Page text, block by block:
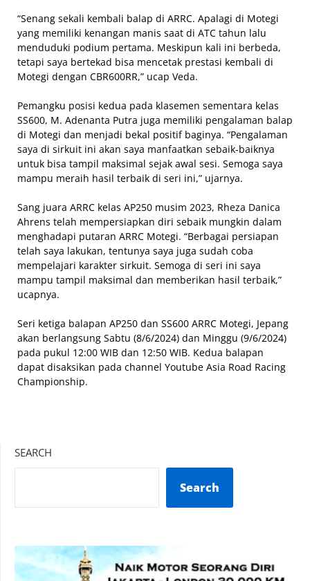
“Senang sekali kembali balap di ARRC. Apalagi di Motegi
yang memiliki kenangan manis saat di ATC tahun lalu
menduduki podium pertama. Meskipun kali ini berbeda,
tetapi saya bertekad bisa mencetak prestasi kembali di
Motegi dengan CBR600RR,” ucap Veda.
Pemangku posisi kedua pada klasemen sementara kelas
SS600, M. Adenanta Putra juga memiliki pengalaman balap
di Motegi dan menjadi bekal positif baginya. “Pengalaman
saya di sirkuit ini akan saya manfaatkan sebaik-baiknya
untuk bisa tampil maksimal sejak awal sesi. Semoga saya
mampu meraih hasil terbaik di seri ini,” ujarnya.
Sang juara ARRC kelas AP250 musim 2023, Rheza Danica
Ahrens telah mempersiapkan diri sebaik mungkin dalam
menghadapi putaran ARRC Motegi. “Berbagai persiapan
telah saya lakukan, tentunya saya juga sudah coba
mempelajari karakter sirkuit. Semoga di seri ini saya
mampu tampil maksimal dan memberikan hasil terbaik,”
ucapnya.
Seri ketiga balapan AP250 dan SS600 ARRC Motegi, Jepang
akan berlangsung Sabtu (8/6/2024) dan Minggu (9/6/2024)
pada pukul 12:00 WIB dan 12:50 WIB. Kedua balapan
dapat disaksikan pada channel Youtube Asia Road Racing
Championship.
SEARCH
Search